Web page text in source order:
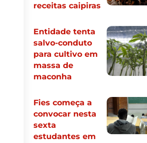
receitas caipiras
Entidade tenta
salvo-conduto
para cultivo em
massa de
maconha
Fies começa a
convocar nesta
sexta
estudantes em